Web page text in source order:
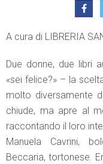
A cura di LIBRERIA
Due donne, due libri
«sei felice?» – la
molto diversamente
chiude, ma apre al
raccontando il loro
Manuela Cavrini,
Beccaria, tortonese.